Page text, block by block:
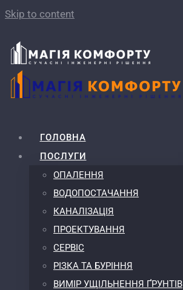
Skip to content
ГОЛОВНА
ПОСЛУГИ
ОПАЛЕННЯ
ВОДОПОСТАЧАННЯ
КАНАЛІЗАЦІЯ
ПРОЕКТУВАННЯ
СЕРВІС
РІЗКА ТА БУРІННЯ
ВИМІР УЩІЛЬНЕННЯ ҐРУНТІВ